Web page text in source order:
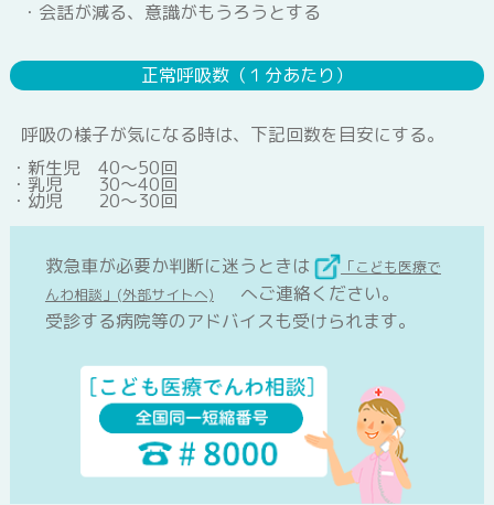
急性出血性結膜炎
アタマジラミ症
とびひ(伝染性膿痂しん)
会話が減る、意識がもうろうとする
正常呼吸数（１分あたり）
呼吸の様子が気になる時は、下記回数を目安にする。
新生児
40～50回
乳児 30～40回
幼児 20～30回
救急車が必要か判断に迷うときは
「こども医療で
んわ相談」(外部サイトへ)
へご連絡ください。
受診する病院等のアドバイスも受けられます。